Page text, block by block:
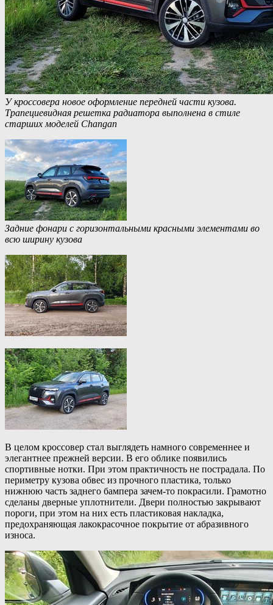
У кроссовера новое оформление передней части кузова.
Трапециевидная решетка радиатора выполнена в стиле
старших моделей Changan
Задние фонари с горизонтальными красными элементами во
всю ширину кузова
В целом кроссовер стал выглядеть намного современнее и
элегантнее прежней версии. В его облике появились
спортивные нотки. При этом практичность не пострадала. По
периметру кузова обвес из прочного пластика, только
нижнюю часть заднего бампера зачем-то покрасили. Грамотно
сделаны дверные уплотнители. Двери полностью закрывают
пороги, при этом на них есть пластиковая накладка,
предохраняющая лакокрасочное покрытие от абразивного
износа.